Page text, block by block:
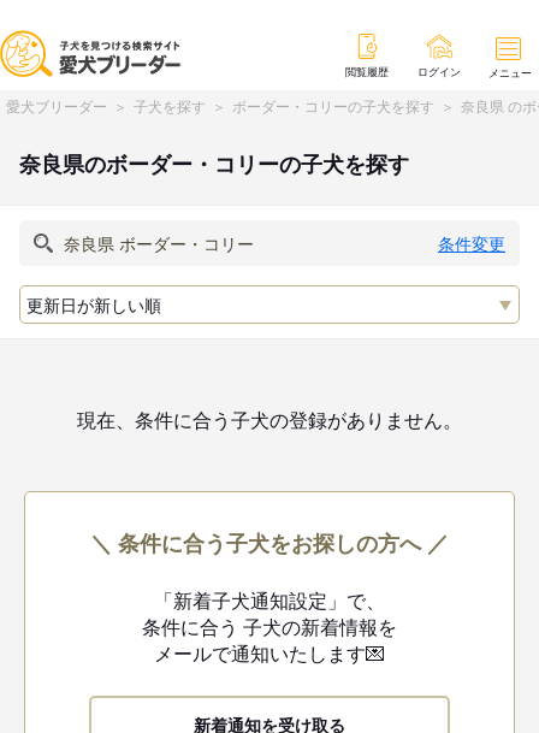
閲覧履歴 ログイン メニュー
愛犬ブリーダー 子犬を探す ボーダー・コリーの子犬を探す 奈良県 の
奈良県のボーダー・コリーの子犬を探す
条件変更
現在、条件に合う子犬の登録がありません。
＼ 条件に合う子犬をお探しの方へ ／
「新着子犬通知設定」で、
条件に合う 子犬の新着情報を
メールで通知いたします💌
新着通知を受け取る